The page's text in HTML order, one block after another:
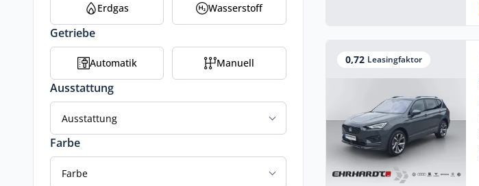
Erdgas Wasserstoff
Getriebe
Automatik Manuell
Ausstattung
Ausstattung
Farbe
Farbe
0,72 Leasingfaktor